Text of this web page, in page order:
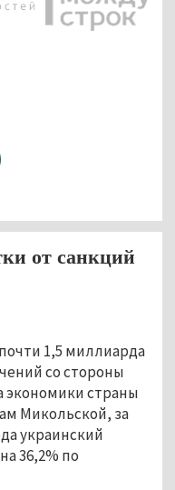
от санкций
1,5 миллиарда
со стороны
экономики страны
Микольской, за
украинский
36,2% по